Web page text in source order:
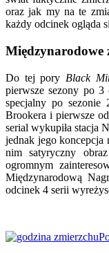
oraz jak my na te
każdy odcinek ogląda
Międzynarodowe
Do tej pory Black
pierwsze sezony po
specjalny po sezonie
Brookera i pierwsze
serial wykupiła stacja
jednak jego koncepcja
nim satyryczny
ogromnym
Międzynarodową
odcinek 4 serii